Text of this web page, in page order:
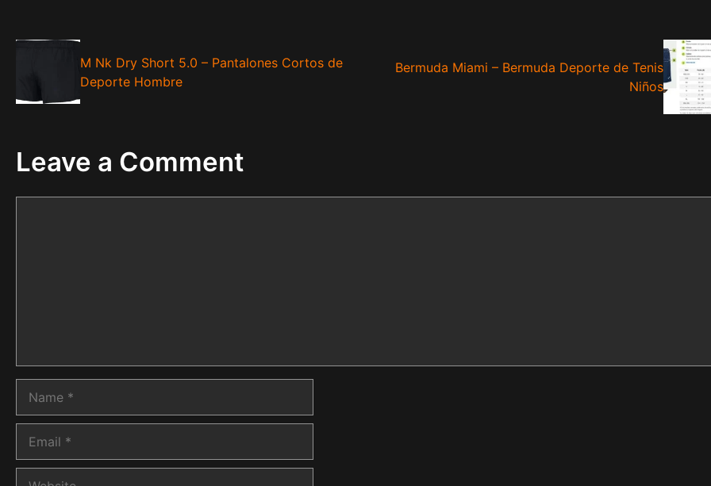
M Nk Dry Short 5.0 – Pantalones Cortos de
Deporte Hombre
Bermuda Miami – Bermuda Deporte de Tenis
Niños
Leave a Comment